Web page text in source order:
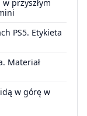
przyszłym
PS5. Etykieta
Materiał
w górę w